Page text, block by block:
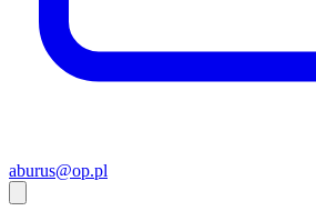
aburus@op.pl